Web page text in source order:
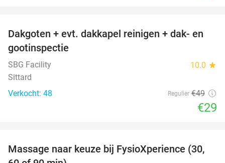
41%
Dakgoten + evt. dakkapel reinigen + dak- en
gootinspectie
SBG Facility 10.0 star
Sittard
Verkocht: 48
Regulier €49
€29
44%
Massage naar keuze bij FysioXperience (30,